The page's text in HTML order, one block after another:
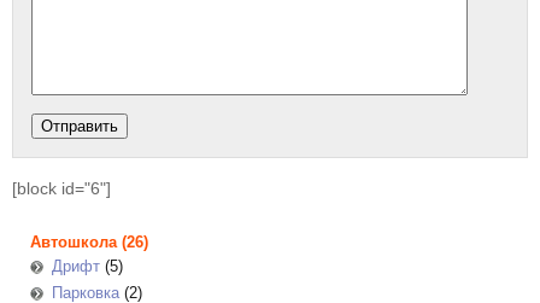
[block id="6"]
Автошкола(26)
Дрифт (5)
Парковка(2)